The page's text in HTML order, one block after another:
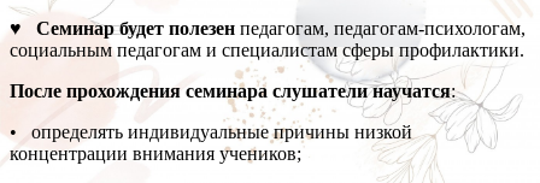
♥ Семинар будет полезен педагогам, педагогам-психологам,
социальным педагогам и специалистам сферы профилактики.
После прохождения семинара слушатели научатся:
• определять индивидуальные причины низкой
концентрации внимания учеников;